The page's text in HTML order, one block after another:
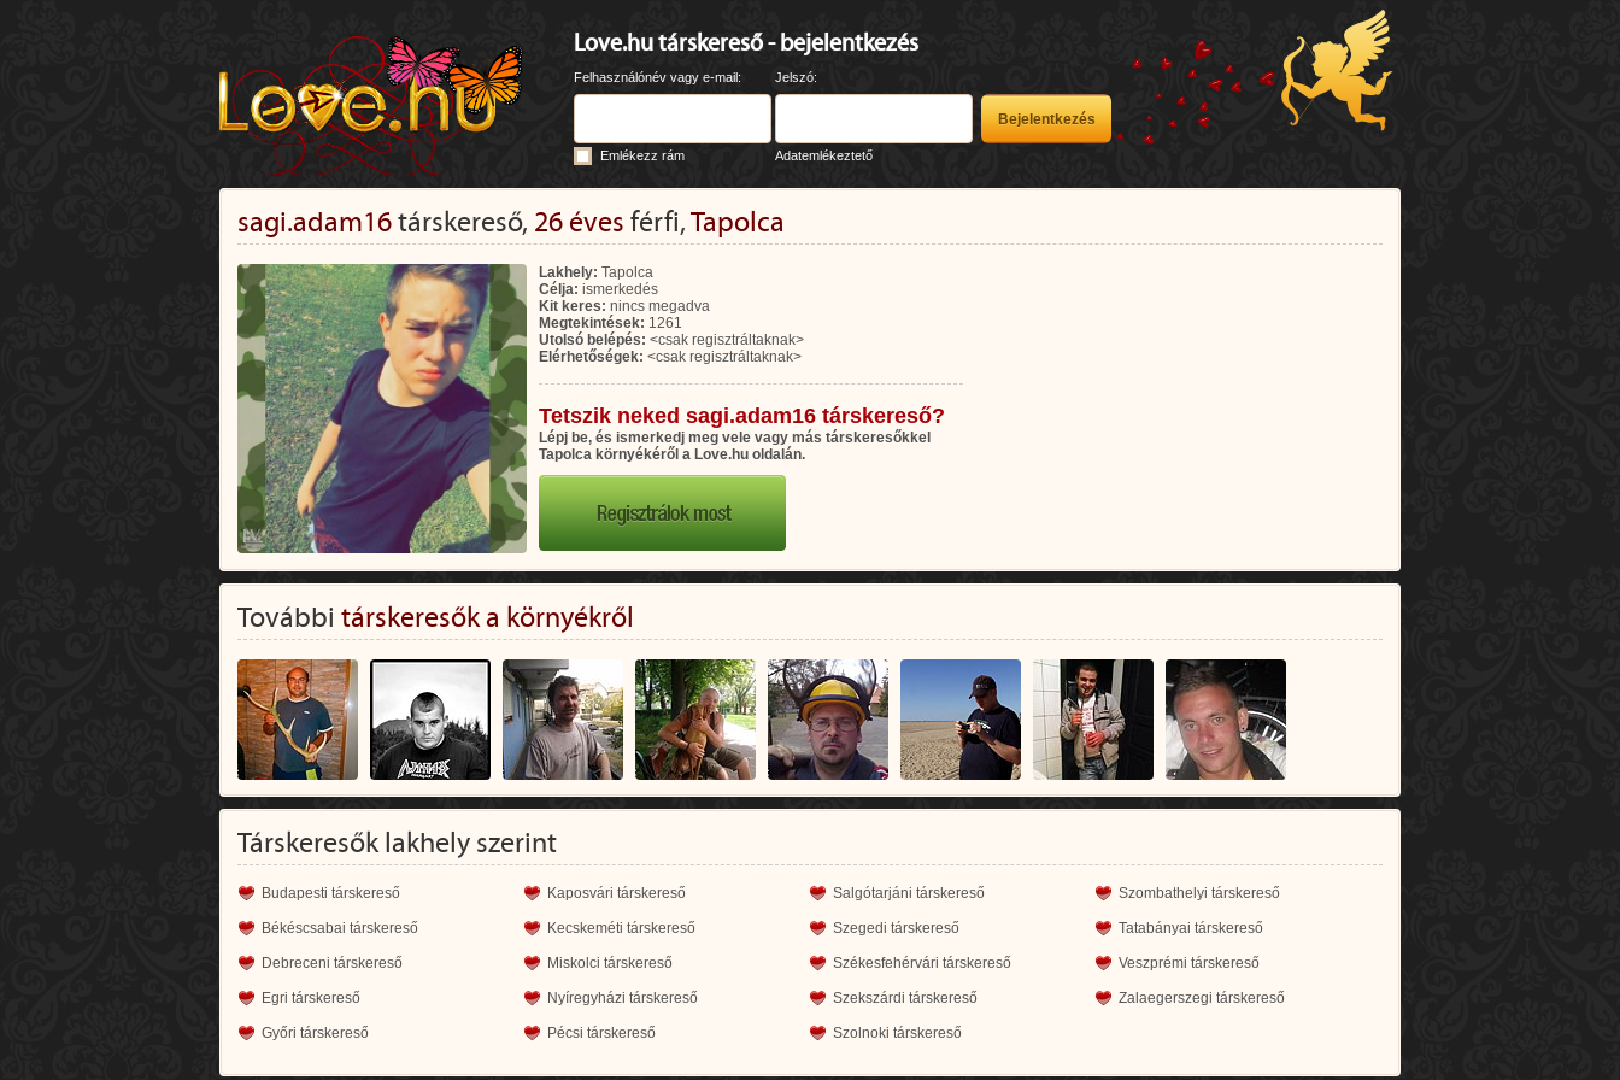
Love.hu társkereső - bejelentkezés
Felhasználónév vagy e-mail: Jelszó:
Emlékezz rám Adatemlékeztető
sagi.adam16társkereső, 26 éves férfi,Tapolca
Lakhely: Tapolca
Célja: ismerkedés
Kit keres: nincs megadva
Megtekintések: 1261
Utolsó belépés: <csak regisztráltaknak>
Elérhetőségek: <csak regisztráltaknak>
Tetszik neked sagi.adam16 társkereső?
Lépj be, és ismerkedj meg vele vagy más társkeresőkkel
Tapolca környékéről a Love.hu oldalán.
További társkeresők a környékről
Társkeresők lakhely szerint
Budapesti társkereső Kaposvári társkereső Salgótarjáni társkereső Szombathelyi társkereső
Békéscsabai társkereső Kecskeméti társkereső Szegedi társkereső Tatabányai társkereső
Debreceni társkereső Miskolci társkereső Székesfehérvári társkereső Veszprémi társkereső
Egri társkereső Nyíregyházi társkereső Szekszárdi társkereső Zalaegerszegi társkereső
Győri társkereső Pécsi társkereső Szolnoki társkereső